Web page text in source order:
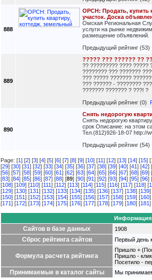
888
ОРСН: Продать, купить
участок. Доска
Омская Региональная
услуги на рынке
размещение объявлений.
Предыдущий рейтинг (53)
889
????? ??? ?????? ??
?? ????????? ???? ?????
???????? ??? ???????
??? ????? ???????
??? ?????? - ????????
??????? ??????? ? ???! ?
Предыдущий рейтинг (0)
890
Снять недорогую
Снять недорогую
срок Описание: на этом
Тел.(812)926-18-07 http://
Предыдущий рейтинг (54)
Page: [1] [2] [3] [4] [5] [6] [7] [8] [9] [10] [11] [12] [13] [14] [15] [
[29] [30] [31] [32] [33] [34] [35] [36] [37] [38] [39] [40] [41] [42] [
[56] [57] [58] [59] [60] [61] [62] [63] [64] [65] [66] [67] [68] [69] [
[83] [84] [85] [86] [87] [88] [89] [90] [91] [92] [93] [94] [95] [96] [
[108] [109] [110] [111] [112] [113] [114] [115] [116] [117] [118] [
[129] [130] [131] [132] [133] [134] [135] [136] [137] [138] [139]
[150] [151] [152] [153] [154] [155] [156] [157] [158] [159] [160]
[171] [172] [173] [174] [175] [176] [177] [178] [179] [180] [181]
Информация
Сайтов в базе данных 1908
Сброс рейтинга сайтов Первый день
Формула расчета рейтинга
Пришло +
Пришло -
Посетило -
Принимаемые в каталог сайты Мы